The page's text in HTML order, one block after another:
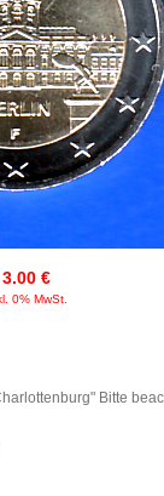
3.00 €
0% MwSt.
Bitte